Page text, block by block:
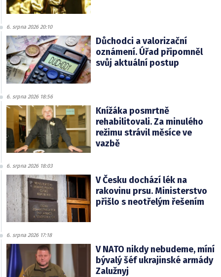
6. srpna 2026 20:10
Důchodci a valorizační
oznámení. Úřad připomněl
svůj aktuální postup
6. srpna 2026 18:56
Knížáka posmrtně
rehabilitovali. Za minulého
režimu strávil měsíce ve
vazbě
6. srpna 2026 18:03
V Česku dochází lék na
rakovinu prsu. Ministerstvo
přišlo s neotřelým řešením
6. srpna 2026 17:18
V NATO nikdy nebudeme, míní
bývalý šéf ukrajinské armády
Zalužnyj